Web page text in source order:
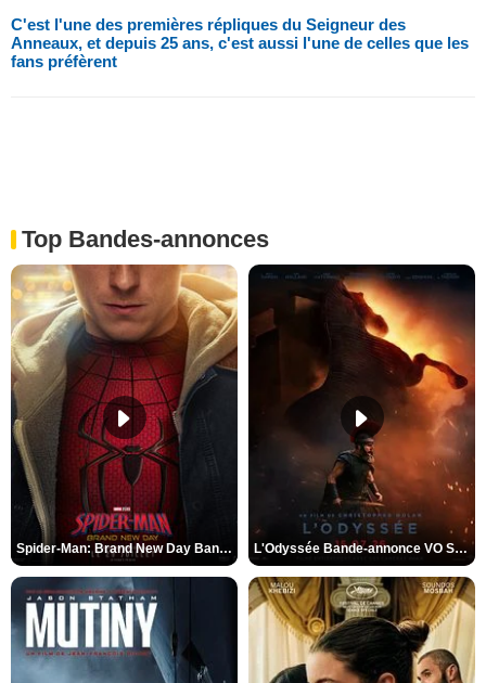
C'est l'une des premières répliques du Seigneur des
Anneaux, et depuis 25 ans, c'est aussi l'une de celles que les
fans préfèrent
Top Bandes-annonces
Spider-Man: Brand New Day Bande-annonce VO STFR L'Odyssée Bande-annonce VO STFR